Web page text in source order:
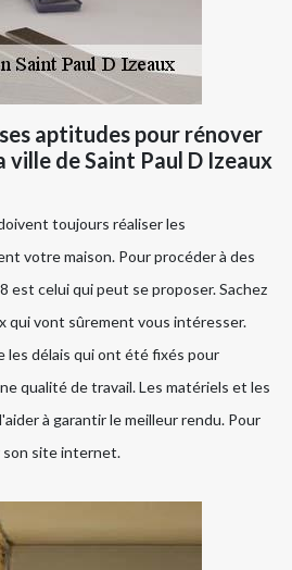
aptitudes pour rénover
ville de Saint Paul D Izeaux
toujours réaliser les
votre maison. Pour procéder à des
est celui qui peut se proposer. Sachez
qui vont sûrement vous intéresser.
les délais qui ont été fixés pour
qualité de travail. Les matériels et les
à garantir le meilleur rendu. Pour
son site internet.